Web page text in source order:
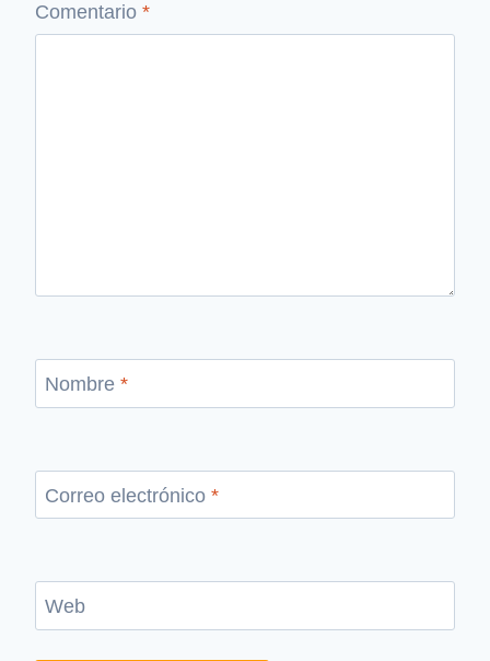
Comentario *
Nombre *
Correo electrónico *
Web